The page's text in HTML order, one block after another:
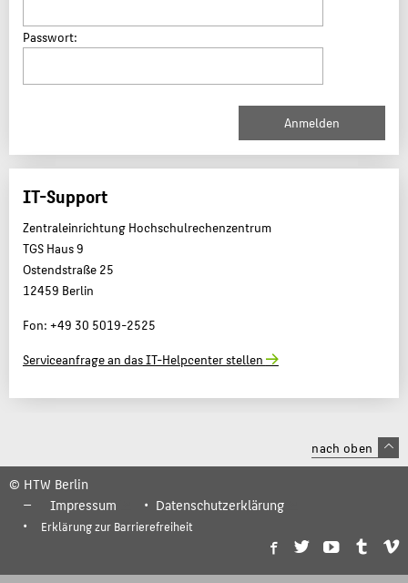
Passwort:
IT-Support
Zentraleinrichtung Hochschulrechenzentrum
TGS Haus 9
Ostendstraße 25
12459 Berlin
Fon: +49 30 5019-2525
Serviceanfrage an das IT-Helpcenter stellen
nach oben
© HTW Berlin
Impressum
Datenschutzerklärung
Erklärung zur Barrierefreiheit